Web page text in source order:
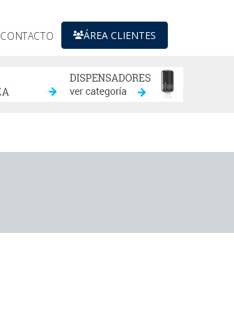
CONTACTO ÁREA CLIENTES